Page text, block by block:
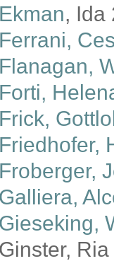
Ekman, Ida
Ferrani,
Flanagan,
Forti,
Frick,
Friedhofer,
Froberger,
Galliera,
Gieseking,